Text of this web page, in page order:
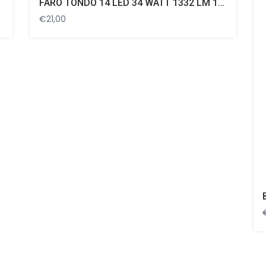
FARO TONDO 14 LED 34 WATT 1332 LM 12/24V
€21,00